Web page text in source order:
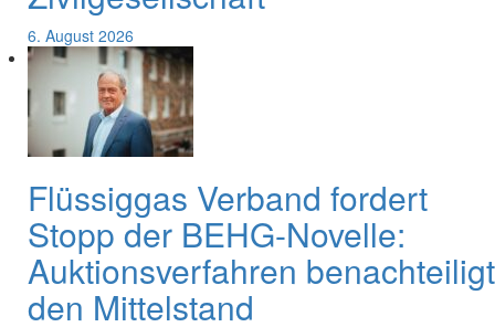
6. August 2026
Flüssiggas Verband fordert
Stopp der BEHG-Novelle:
Auktionsverfahren benachteiligt
den Mittelstand